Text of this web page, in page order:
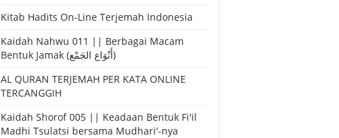
Kitab Hadits On-Line Terjemah Indonesia
Kaidah Nahwu 011 || Berbagai Macam
Bentuk Jamak (أَنْوَاع الجَمْع)
AL QURAN TERJEMAH PER KATA ONLINE
TERCANGGIH
Kaidah Shorof 005 || Keadaan Bentuk Fi'il
Madhi Tsulatsi bersama Mudhari'-nya